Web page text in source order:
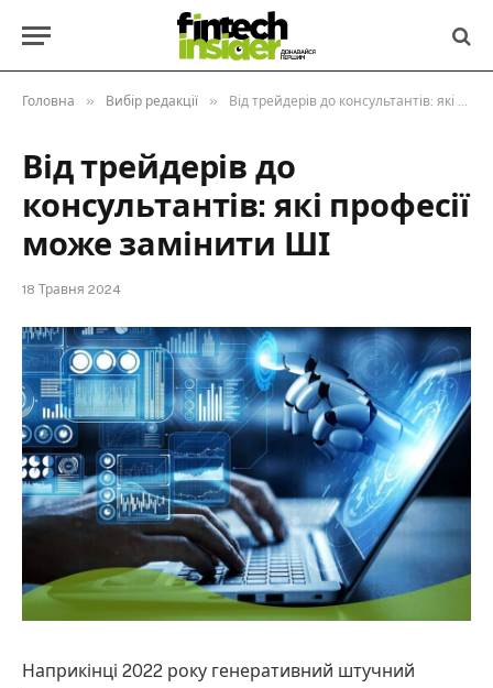
Головна » Вибір редакції » Від трейдерів до консультантів: які професії може замінити ШІ
Від трейдерів до
консультантів: які професії
може замінити ШІ
18 Травня 2024
Наприкінці 2022 року генеративний штучний